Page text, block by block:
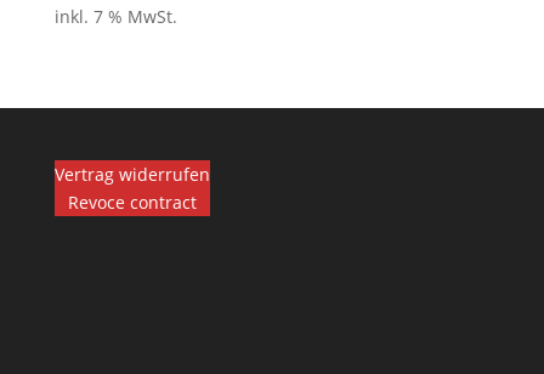
inkl. 7 % MwSt.
Vertrag widerrufen
Revoce contract